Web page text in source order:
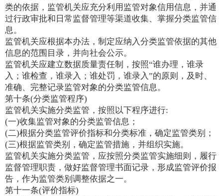
类的依据，监管机关应充分利用监管对象信用信息，并通
过行政审批和日常监督管理等渠道收集、掌握分类监管信
息。
监管机关应根据本办法，制定应纳入分类监管依据的其他
信息的范围目录，并向社会公示。
监管机关应建立数据质量责任制，按照“谁办理，谁录
入；谁检查，谁录入；谁处罚，谁录入”的原则，及时、
准确、完整记录监管对象的分类监管信息。
第十条(分类监管程序)
监管机关实施分类监管，按照以下程序进行:
(一)收集监管对象的分类监管信息；
(二)根据分类监管评价指标和分类标准，确定监管类别；
(三)根据监管类别，确定监管措施，并组织实施。
监管机关实施分类监管，应按照分类监管实施细则，履行
监督管理职责，做好监督管理书面记录，形成监管评价报
告，作为监管类别调整依据之一。
第十一条(评价指标)